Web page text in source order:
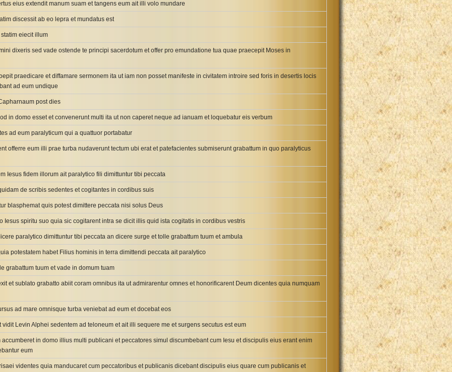
eius extendit manum suam et tangens eum ait illi volo mundare
discessit ab eo lepra et mundatus est
eiecit illum
dixeris sed vade ostende te principi sacerdotum et offer pro emundatione tua quae praecepit Moses in
praedicare et diffamare sermonem ita ut iam non posset manifeste in civitatem introire sed foris in desertis locis
ad eum undique
post dies
in domo esset et convenerunt multi ita ut non caperet neque ad ianuam et loquebatur eis verbum
ad eum paralyticum qui a quattuor portabatur
offerre eum illi prae turba nudaverunt tectum ubi erat et patefacientes submiserunt grabattum in quo paralyticus
Iesus fidem illorum ait paralytico fili dimittuntur tibi peccata
de scribis sedentes et cogitantes in cordibus suis
blasphemat quis potest dimittere peccata nisi solus Deus
Iesus spiritu suo quia sic cogitarent intra se dicit illis quid ista cogitatis in cordibus vestris
paralytico dimittuntur tibi peccata an dicere surge et tolle grabattum tuum et ambula
potestatem habet Filius hominis in terra dimittendi peccata ait paralytico
grabattum tuum et vade in domum tuam
et sublato grabatto abiit coram omnibus ita ut admirarentur omnes et honorificarent Deum dicentes quia numquam
ad mare omnisque turba veniebat ad eum et docebat eos
vidit Levin Alphei sedentem ad teloneum et ait illi sequere me et surgens secutus est eum
accumberet in domo illius multi publicani et peccatores simul discumbebant cum Iesu et discipulis eius erant enim
eum
videntes quia manducaret cum peccatoribus et publicanis dicebant discipulis eius quare cum publicanis et